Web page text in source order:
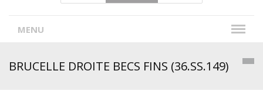
MENU
BRUCELLE DROITE BECS FINS (36.SS.149)